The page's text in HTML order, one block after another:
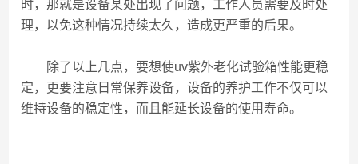
时，那就是设备某处出现了问题，工作人员需要及时处
理，以免这种情况持续太久，造成更严重的后果。
除了以上几点，要想使uv紫外老化试验箱性能更稳
定，更要注意日常保养设备，设备的养护工作不仅可以
维持设备的稳定性，而且能延长设备的使用寿命。